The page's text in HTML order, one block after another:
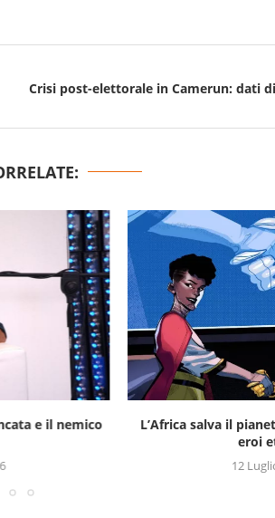
Crisi post-elettorale in Camerun: dati
e il nemico
L’Africa salva il
eroi
12